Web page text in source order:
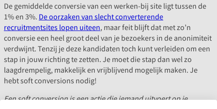
De gemiddelde conversie van een werken-bij site ligt tussen de
1% en 3%. De oorzaken van slecht converterende
recruitmentsites lopen uiteen, maar feit blijft dat met zo’n
conversie een heel groot deel van je bezoekers in de anonimiteit
verdwijnt. Tenzij je deze kandidaten toch kunt verleiden om een
stap in jouw richting te zetten. Je moet die stap dan wel zo
laagdrempelig, makkelijk en vrijblijvend mogelijk maken. Je
hebt soft conversions nodig!
Een soft conversion is een actie die iemand uitvoert op je